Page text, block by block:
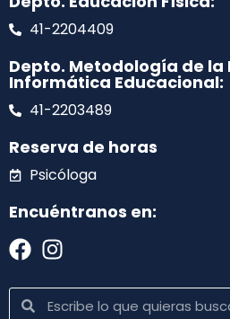
41-2204409
Depto. Metodología de la
Informática Educacional:
41-2203489
Reserva de horas
Psicóloga
Encuéntranos en: